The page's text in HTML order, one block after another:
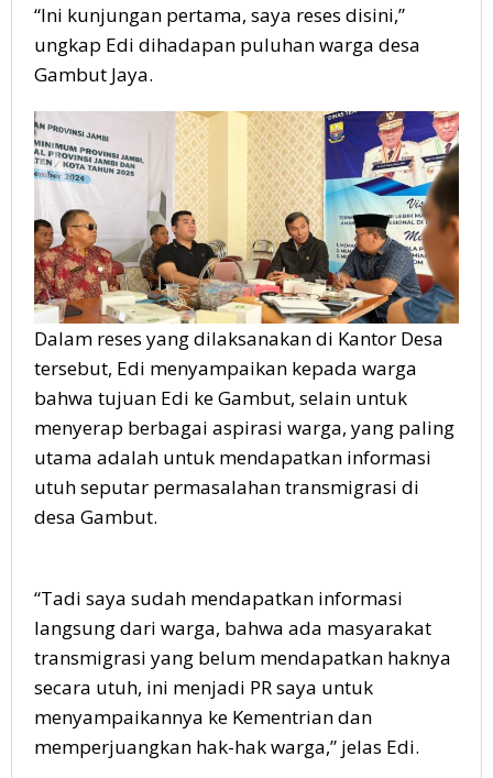
“Ini kunjungan pertama, saya reses disini,”
ungkap Edi dihadapan puluhan warga desa
Gambut Jaya.
Dalam reses yang dilaksanakan di Kantor Desa
tersebut, Edi menyampaikan kepada warga
bahwa tujuan Edi ke Gambut, selain untuk
menyerap berbagai aspirasi warga, yang paling
utama adalah untuk mendapatkan informasi
utuh seputar permasalahan transmigrasi di
desa Gambut.
“Tadi saya sudah mendapatkan informasi
langsung dari warga, bahwa ada masyarakat
transmigrasi yang belum mendapatkan haknya
secara utuh, ini menjadi PR saya untuk
menyampaikannya ke Kementrian dan
memperjuangkan hak-hak warga,” jelas Edi.